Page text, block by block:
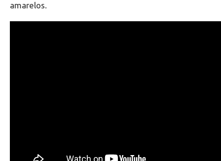
amarelos.